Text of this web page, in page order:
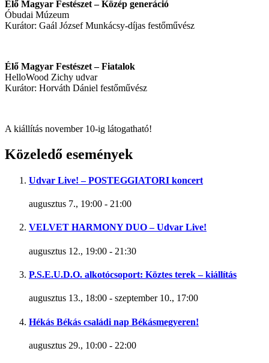
Élő Magyar Festészet – Közép generáció
Óbudai Múzeum
Kurátor: Gaál József Munkácsy-díjas festőművész
Élő Magyar Festészet – Fiatalok
HelloWood Zichy udvar
Kurátor: Horváth Dániel festőművész
A kiállítás november 10-ig látogatható!
Közeledő események
Udvar Live! – POSTEGGIATORI koncert
augusztus 7., 19:00 - 21:00
VELVET HARMONY DUO – Udvar Live!
augusztus 12., 19:00 - 21:30
P.S.E.U.D.O. alkotócsoport: Köztes terek – kiállítás
augusztus 13., 18:00 - szeptember 10., 17:00
Hékás Békás családi nap Békásmegyeren!
augusztus 29., 10:00 - 22:00